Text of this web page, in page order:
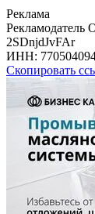
Реклама
2SDnjdJvFAr
ИНН:
Скопировать